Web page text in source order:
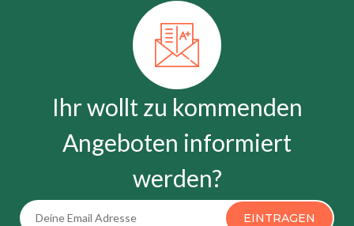
Ihr wollt zu kommenden
Angeboten informiert
werden?
EINTRAGEN